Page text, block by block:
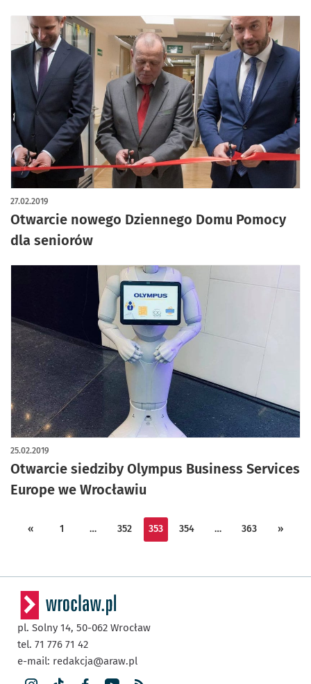
Otwarcie nowego Dziennego Domu Pomocy
dla seniorów
27.02.2019
Otwarcie siedziby Olympus Business Services
Europe we Wrocławiu
25.02.2019
« 1 … 352 353 354 … 363 »
pl. Solny 14, 50-062 Wrocław
tel. 71 776 71 42
e-mail: redakcja@araw.pl